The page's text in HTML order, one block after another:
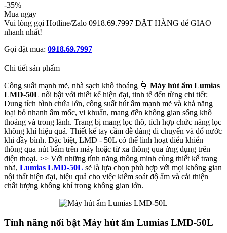
-35%
Mua ngay
Vui lòng gọi Hotline/Zalo 0918.69.7997 ĐẶT HÀNG để GIAO
nhanh nhất!
Gọi đặt mua: 0918.69.7997
Chi tiết sản phẩm
Công suất mạnh mẽ, nhà sạch khô thoáng 🌀 Máy hút ẩm Lumias
LMD-50L nổi bật với thiết kế hiện đại, tinh tế đến từng chi tiết:
Dung tích bình chứa lớn, công suất hút ẩm mạnh mẽ và khả năng
loại bỏ nhanh ẩm mốc, vi khuẩn, mang đến không gian sống khô
thoáng và trong lành. Trang bị mang lọc thô, tích hợp chức năng lọc
không khí hiệu quả. Thiết kế tay cầm dễ dàng di chuyển và đổ nước
khi đầy bình. Đặc biệt, LMD - 50L có thể linh hoạt điểu khiển
thông qua nút bấm trên máy hoặc từ xa thông qua ứng dụng trên
điện thoại. >> Với những tính năng thông minh cùng thiết kế trang
nhã, Lumias LMD-50L sẽ là lựa chọn phù hợp với mọi không gian
nội thất hiện đại, hiệu quả cho việc kiểm soát độ ẩm và cải thiện
chất lượng không khí trong không gian lớn.
Tính năng nổi bật Máy hút ẩm Lumias LMD-50L